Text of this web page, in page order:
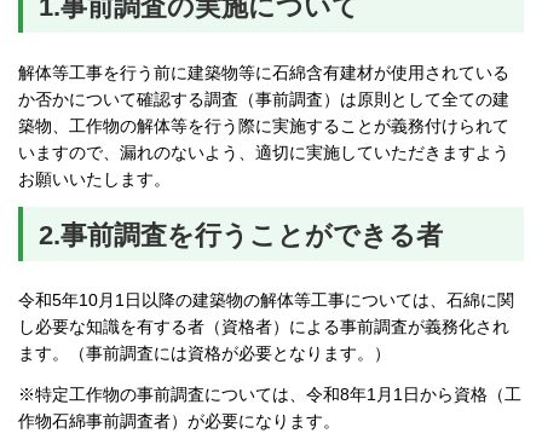
1.事前調査の実施について
解体等工事を行う前に建築物等に石綿含有建材が使用されている
か否かについて確認する調査（事前調査）は原則として全ての建
築物、工作物の解体等を行う際に実施することが義務付けられて
いますので、漏れのないよう、適切に実施していただきますよう
お願いいたします。
2.事前調査を行うことができる者
令和5年10月1日以降の建築物の解体等工事については、石綿に関
し必要な知識を有する者（資格者）による事前調査が義務化され
ます。（事前調査には資格が必要となります。）
※特定工作物の事前調査については、令和8年1月1日から資格（工
作物石綿事前調査者）が必要になります。